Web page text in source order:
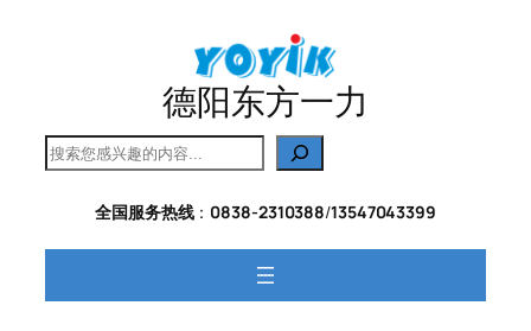
德阳东方一力
搜
索
全国服务热线： 0838-2310388/13547043399